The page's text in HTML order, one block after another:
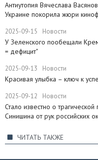
Антиутопия Вячеслава
Украине покорила жюри
2025-09-15 Новости
​У Зеленского пообещали
= дефицит"
2025-09-13 Новости
Красивая улыбка – ключ к
2025-09-12 Новости
Стало известно о
Синишина от рук российских
ЧИТАТЬ ТАКЖЕ